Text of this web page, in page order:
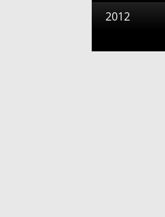
2012